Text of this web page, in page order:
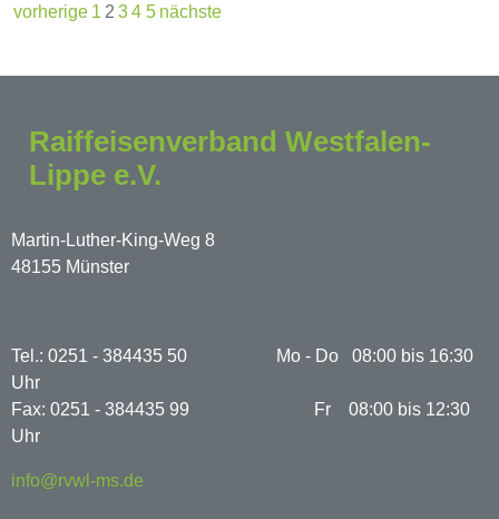
vorherige 1 2 34 5 nächste
Raiffeisenverband Westfalen-
Lippe e.V.
Martin-Luther-King-Weg 8
48155 Münster
Tel.: 0251 - 384435 50 Mo - Do 08:00 bis 16:30
Uhr
Fax: 0251 - 384435 99 Fr 08:00 bis 12:30
Uhr
info@rvwl-ms.de